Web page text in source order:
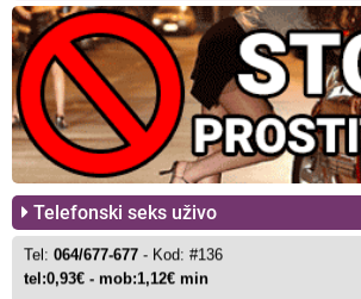
Telefonski seks uživo